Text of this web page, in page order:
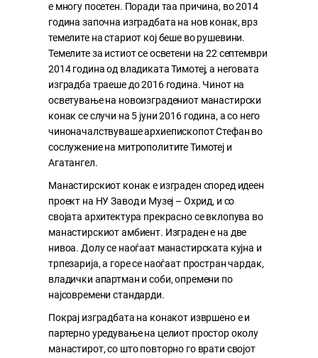
е многу посетен. Поради таа причина, во 2014
година започна изградбата на нов конак, врз
темелите на стариот кој беше во рушевини.
Темелите за истиот се осветени на 22 септември
2014 година од владиката Тимотеј, а неговата
изградба траеше до 2016 година. Чинот на
осветување на новоизградениот манастирски
конак се случи на 5 јуни 2016 година, а со него
чиноначалствуваше архиепископот Стефан во
сослужение на митрополитите Тимотеј и
Агатангел.
Манастирскиот конак е изграден според идеен
проект на НУ Завод и Музеј – Охрид, и со
својата архитектура прекрасно се вклопува во
манастирскиот амбиент. Изграден е на две
нивоа. Долу се наоѓаат манастирската кујна и
трпезарија, а горе се наоѓаат простран чардак,
владички апартман и соби, опремени по
најсовремени стандарди.
Покрај изградбата на конакот извршено е и
партерно уредување на целиот простор околу
манастирот, со што повторно го врати својот